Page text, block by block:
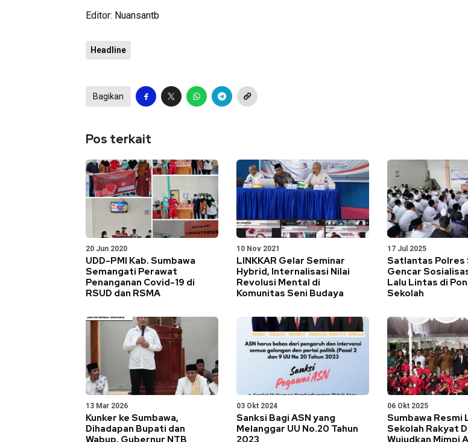
Editor: Nuansantb
Headline
Bagikan
Pos terkait
20 Jun 2020
UDD-PMI Kab. Sumbawa
Semangati Perawat
Penanganan Covid-19 di
RSUD dan RSMA
10 Nov 2021
LINKKAR Gelar Seminar
Hybrid, Internalisasi Nilai
Revolusi Mental di
Komunitas Seni Budaya
17 Jul 2025
Satlantas Polres
Gencar
Lalu Lintas di
Sekolah
13 Mar 2026
Kunker ke Sumbawa,
Dihadapan Bupati dan
Wabup, Gubernur NTB
03 Okt 2024
Sanksi Bagi ASN yang
Melanggar UU No.20 Tahun
2023
06 Okt 2025
Sumbawa Resmi
Sekolah Rakyat
Wujudkan Mimpi